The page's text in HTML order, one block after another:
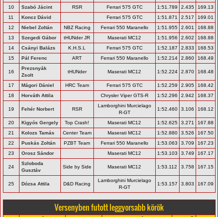
10
Szabó Jácint RSR Ferrari 575 GTC 1:51.789 2.435
169.13
11
Koncz Dávid Ferrari 575 GTC 1:51.871 2.517
169.01
12
Niebel Zoltán NBZ Racing Ferrari 550 Maranello 1:51.955 2.601
168.88
13
Szegedi Gábor tHUNder JR Maserati MC12 1:51.956 2.602
168.88
14
Csányi Balázs K.H.S.L Ferrari 575 GTC 1:52.187 2.833
168.53
15
Pál Ferenc ART Ferrari 550 Maranello 1:52.214 2.860 168.49
16
Prezsnyák
Zsolt
tHUNder Maserati MC12 1:52.224 2.870 168.48
17 Mágori Dániel HRC Team Ferrari 575 GTC 1:52.259 2.905
168.42
18
Horváth Attila Chrysler Viper GTS-R 1:52.296 2.942 168.37
19 Fehér Norbert RSR
Lamborghini Murcielago
R-GT
1:52.460 3.106 168.12
20 Kigyós Gergely Top Crash! Maserati MC12 1:52.625 3.271
167.88
21
Kolozs Tamás Center Team Maserati MC12 1:52.880 3.526
167.50
22
Puskás Zoltán PZBT Team Ferrari 550 Maranello 1:53.063 3.709
167.23
23
Orosz Sándor Maserati MC12 1:53.103 3.749 167.17
24
Szloboda
Gusztáv
Side by Side Maserati MC12 1:53.112 3.758 167.15
25 Dózsa Attila D&D Racing
Lamborghini Murcielago
R-GT
1:53.157 3.803 167.09
Versenyben futott leggyorsabb körök